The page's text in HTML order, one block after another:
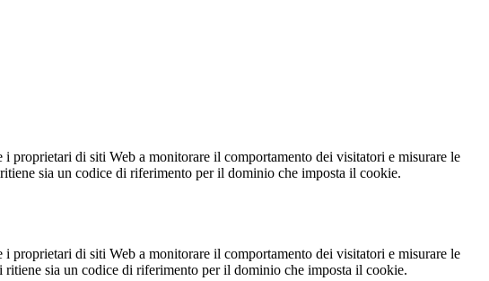
proprietari di siti Web a monitorare il comportamento dei visitatori e misurare le
sia un codice di riferimento per il dominio che imposta il cookie.
proprietari di siti Web a monitorare il comportamento dei visitatori e misurare le
sia un codice di riferimento per il dominio che imposta il cookie.